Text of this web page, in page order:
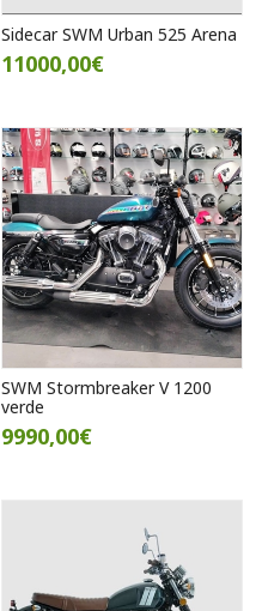
Sidecar SWM Urban 525 Arena
11000,00€
SWM Stormbreaker V 1200
verde
9990,00€